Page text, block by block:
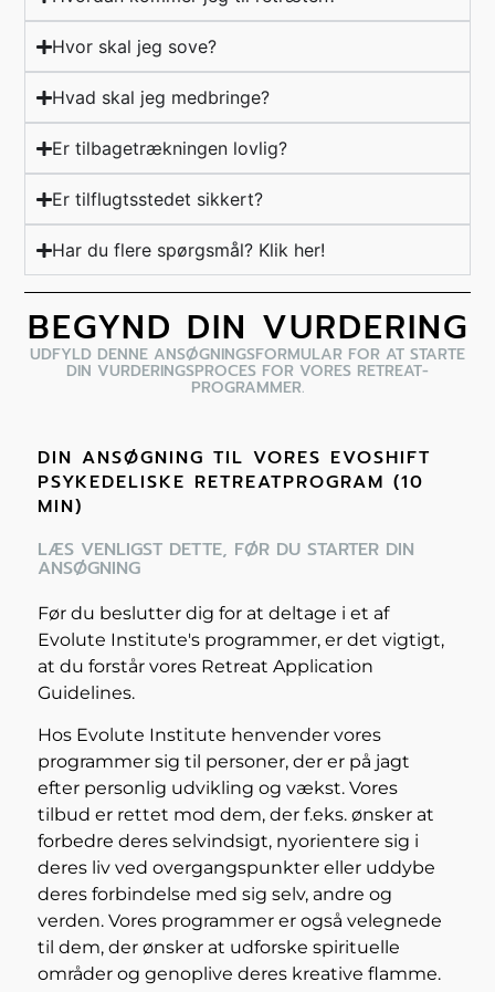
Hvor skal jeg sove?
Hvad skal jeg medbringe?
Er tilbagetrækningen lovlig?
Er tilflugtsstedet sikkert?
Har du flere spørgsmål? Klik her!
BEGYND DIN VURDERING
UDFYLD DENNE ANSØGNINGSFORMULAR FOR AT STARTE
DIN VURDERINGSPROCES FOR VORES RETREAT-
PROGRAMMER.
DIN ANSØGNING TIL VORES EVOSHIFT
PSYKEDELISKE RETREATPROGRAM (10
MIN)
LÆS VENLIGST DETTE, FØR DU STARTER DIN
ANSØGNING
Før du beslutter dig for at deltage i et af
Evolute Institute's programmer, er det vigtigt,
at du forstår vores Retreat Application
Guidelines.
Hos Evolute Institute henvender vores
programmer sig til personer, der er på jagt
efter personlig udvikling og vækst. Vores
tilbud er rettet mod dem, der f.eks. ønsker at
forbedre deres selvindsigt, nyorientere sig i
deres liv ved overgangspunkter eller uddybe
deres forbindelse med sig selv, andre og
verden. Vores programmer er også velegnede
til dem, der ønsker at udforske spirituelle
områder og genoplive deres kreative flamme.